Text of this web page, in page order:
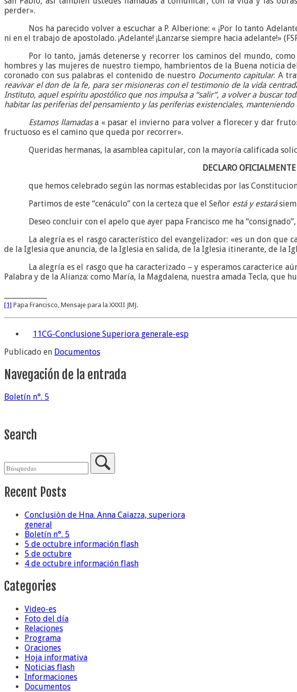
perder».
Nos ha parecido volver a escuchar a P. Alberione: « ¡Por lo tanto
ni en el trabajo de apostolado. ¡Adelante! ¡Lanzarse siempre hacia adelante!»
Por lo tanto, jamás detenerse y recorrer los caminos del mundo,
hombres y las mujeres de nuestro tiempo, hambrientos de la Buena noticia
coronado con sus palabras el contenido de nuestro Documento capitular. A
reavivar el don de la fe, para ser misioneras con el testimonio de la vida
Instituto, aquel espíritu apostólico que nos impulsa a “salir”, a volver a buscar
habitar las periferias del pensamiento y las periferias existenciales,
Estamos llamadasa « pasar el invierno para volver a florecer y dar
fructuoso es el camino que queda por recorrer».
Queridas hermanas, la asamblea capitular, con la mayoría calificada
DECLARO
que hemos celebrado según las normas establecidas por las
Partimos de este “cenáculo” con la certeza que el Señor está y estará
Deseo concluir con el apelo que ayer papa Francisco me ha
La alegría es el rasgo característico del evangelizador: «es un don que
de la Iglesia que anuncia, de la Iglesia en salida, de la Iglesia itinerante, de la
La alegría es el rasgo que ha caracterizado – y esperamos caracterice
Palabra y de la Alianza: como María, la Magdalena, nuestra amada Tecla,
[1] Papa Francisco, Mensaje para la XXXII JMJ.
11CG-Conclusione Superiora generale-esp
Publicado en Documentos
Navegación de la entrada
Boletín n°. 5
Search
Recent Posts
Conclusiòn de Hna. Anna Caiazza, superiora
general
Boletín n°. 5
5 de octubre información flash
5 de octubre
4 de octubre información flash
Categories
Video-es
Foto del día
Relaciones
Programa
Oraciones
Hoja informativa
Noticias flash
Informaciones
Documentos